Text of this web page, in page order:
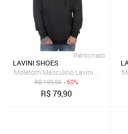
Patrocinado
LAVINI SHOES
Moletom Masculino Lavini Canguru
R$199,90 - 60%
R$79,90